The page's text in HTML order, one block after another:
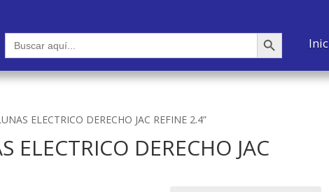
Buscar: Botón de búsqueda
ELECTRICO DERECHO JAC REFINE 2.4”
ELECTRICO DERECHO JAC